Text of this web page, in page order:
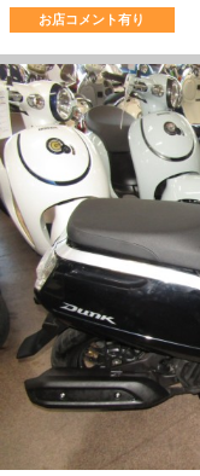
お店コメント有り